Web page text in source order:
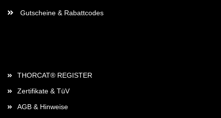
Gutscheine & Rabattcodes
THORCAT® REGISTER
Zertifikate & TüV
AGB & Hinweise